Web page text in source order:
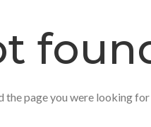
the page you were looking for